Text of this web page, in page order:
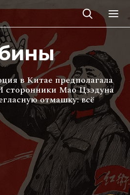
в Китае предполагала
сторонники Мао Цзэдуна
отмашку: всё